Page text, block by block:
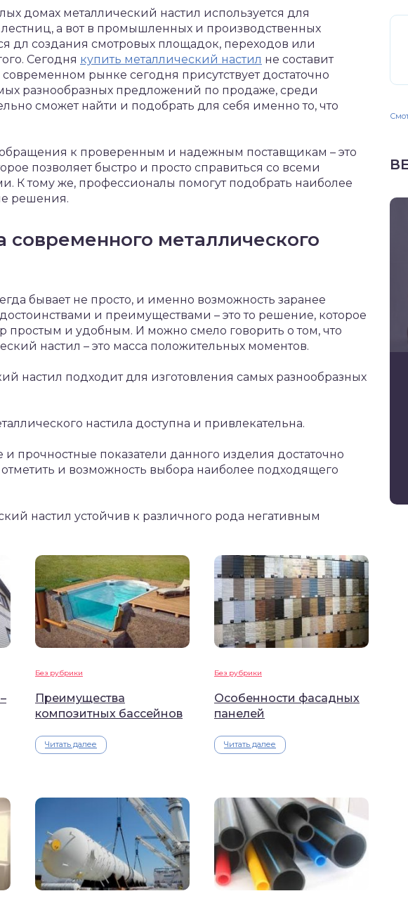
домах металлический настил используется для
а вот в промышленных и производственных
дл создания смотровых площадок, переходов или
Сегодня купить металлический настил не составит
рынке сегодня присутствует достаточно
разнообразных предложений по продаже, среди
сможет найти и подобрать для себя именно то, что
к проверенным и надежным поставщикам – это
позволяет быстро и просто справиться со всеми
К тому же, профессионалы помогут подобрать наиболее
решения.
металлического
бывает не просто, и именно возможность заранее
и преимуществами – это то решение, которое
простым и удобным. И можно смело говорить о том, что
настил – это масса положительных моментов.
настил подходит для изготовления самых разнообразных
настила доступна и привлекательна.
и прочностные показатели данного изделия достаточно
отметить и возможность выбора наиболее подходящего
настил устойчив к различного рода негативным
Без рубрики
Преимущества
композитных бассейнов
Читать далее
Без рубрики
Особенности фасадных
панелей
Читать далее